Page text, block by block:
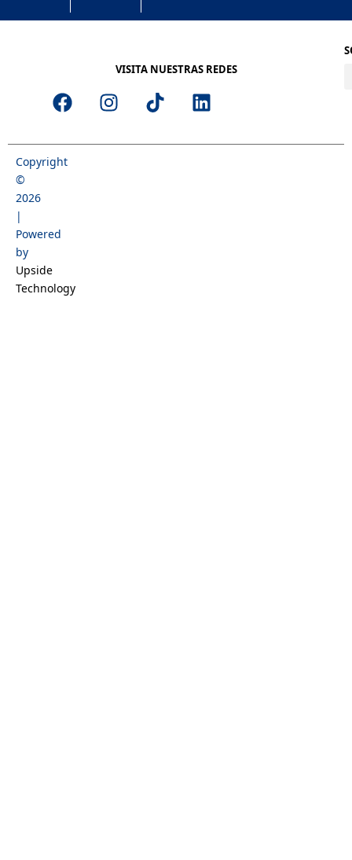
VISITA NUESTRAS REDES
F
a
e
b
I
n
t
T
i
t
L
i
k
Copyright
©
2026
|
Powered
by
Upside
Technology